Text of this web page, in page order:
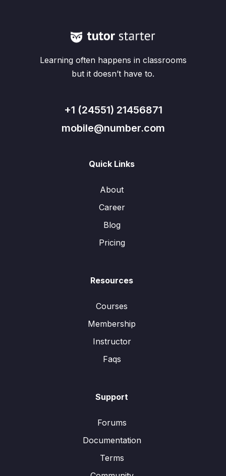
Learning often happens in classrooms
but it doesn’t have to.
+1 (24551) 21456871
mobile@number.com
Quick Links
About
Career
Blog
Pricing
Resources
Courses
Membership
Instructor
Faqs
Support
Forums
Documentation
Terms